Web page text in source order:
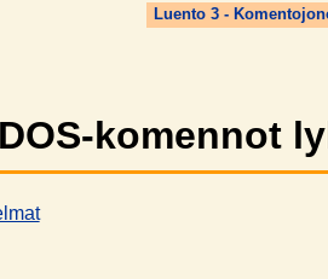
Luento 3 -
DOS-komennot